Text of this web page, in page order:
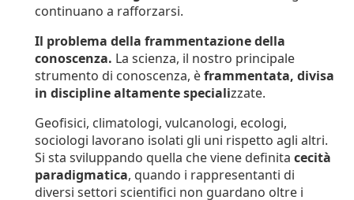
continuano a rafforzarsi.
Il problema della frammentazione della
conoscenza. La scienza, il nostro principale
strumento di conoscenza, èframmentata, divisa
in discipline altamente specializzate.
Geofisici, climatologi, vulcanologi, ecologi,
sociologi lavorano isolati gli uni rispetto agli altri.
Si sta sviluppando quella che viene definita cecità
paradigmatica, quando i rappresentanti di
diversi settori scientifici non guardano oltre i